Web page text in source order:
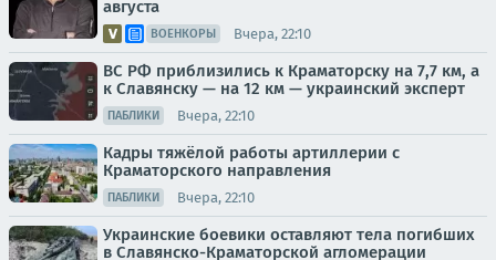
августа
ВОЕНКОРЫ Вчера, 22:10
ВС РФ приблизились к Краматорску на 7,7 км, а
к Славянску — на 12 км — украинский эксперт
ПАБЛИКИ Вчера, 22:10
Кадры тяжёлой работы артиллерии с
Краматорского направления
ПАБЛИКИ Вчера, 22:10
Украинские боевики оставляют тела погибших
в Славянско-Краматорской агломерации